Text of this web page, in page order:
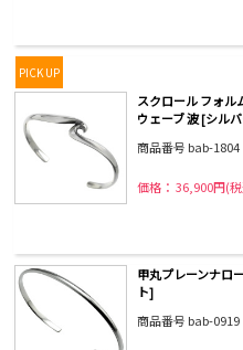
PICK UP
スクロール フォル
ウェーブ 波 [シル
商品番号 bab-1804
価格： 36,900円(
甲丸プレーンナロ
ト]
商品番号 bab-0919